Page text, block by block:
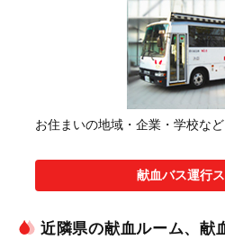
お住まいの地域・企業・学校など
献血バス運行
近隣県の献血ルーム、献